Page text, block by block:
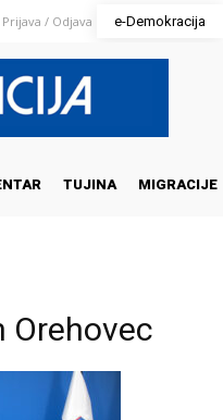
Prijava / Odjava e-Demokracija
TUJINA MIGRACIJE
Orehovec